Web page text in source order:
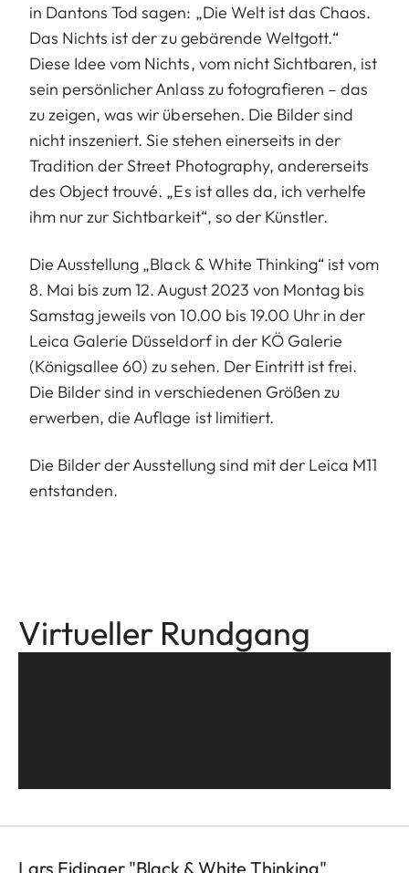
in Dantons Tod sagen: „Die Welt ist das Chaos.
Das Nichts ist der zu gebärende Weltgott.“
Diese Idee vom Nichts, vom nicht Sichtbaren, ist
sein persönlicher Anlass zu fotografieren – das
zu zeigen, was wir übersehen. Die Bilder sind
nicht inszeniert. Sie stehen einerseits in der
Tradition der Street Photography, andererseits
des Object trouvé. „Es ist alles da, ich verhelfe
ihm nur zur Sichtbarkeit“, so der Künstler.
Die Ausstellung „Black & White Thinking“ ist vom
8. Mai bis zum 12. August 2023 von Montag bis
Samstag jeweils von 10.00 bis 19.00 Uhr in der
Leica Galerie Düsseldorf in der KÖ Galerie
(Königsallee 60) zu sehen. Der Eintritt ist frei.
Die Bilder sind in verschiedenen Größen zu
erwerben, die Auflage ist limitiert.
Die Bilder der Ausstellung sind mit der Leica M11
entstanden.
Virtueller Rundgang
Lars Eidinger "Black & White Thinking"